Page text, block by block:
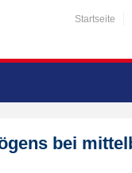
Startseite
bei